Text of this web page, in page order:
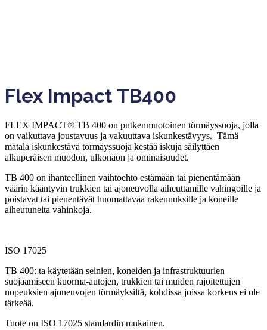
Flex Impact TB400
FLEX IMPACT® TB 400 on putkenmuotoinen törmäyssuoja, jolla
on vaikuttava joustavuus ja vakuuttava iskunkestävyys. Tämä
matala iskunkestävä törmäyssuoja kestää iskuja säilyttäen
alkuperäisen muodon, ulkonäön ja ominaisuudet.
TB 400 on ihanteellinen vaihtoehto estämään tai pienentämään
väärin kääntyvin trukkien tai ajoneuvolla aiheuttamille vahingoille ja
poistavat tai pienentävät huomattavaa rakennuksille ja koneille
aiheutuneita vahinkoja.
ISO 17025
TB 400: ta käytetään seinien, koneiden ja infrastruktuurien
suojaamiseen kuorma-autojen, trukkien tai muiden rajoitettujen
nopeuksien ajoneuvojen törmäyksiltä, kohdissa joissa korkeus ei ole
tärkeää.
Tuote on ISO 17025 standardin mukainen.